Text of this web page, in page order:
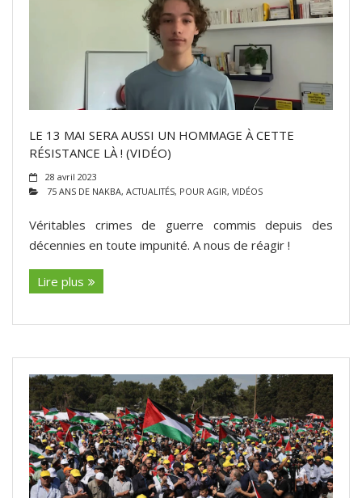
LE 13 MAI SERA AUSSI UN HOMMAGE À CETTE
RÉSISTANCE LÀ ! (VIDÉO)
28 avril 2023
75 ANS DE NAKBA, ACTUALITÉS, POUR AGIR, VIDÉOS
Véritables crimes de guerre commis depuis des
décennies en toute impunité. A nous de réagir !
Lire plus